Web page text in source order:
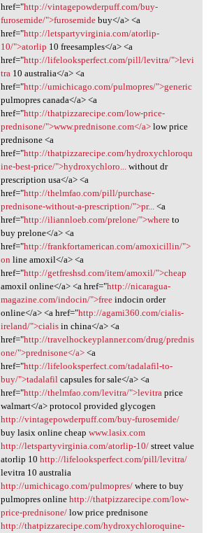
href="http://vintagepowderpuff.com/buy-
furosemide/">furosemidebuy</a> <a
href="http://letspartyvirginia.com/atorlip-
10/">atorlip 10 freesamples</a> <a
href="http://lifelooksperfect.com/pill/levitra/">levi
tra10 australia</a> <a
href="http://umichicago.com/pulmopres/">generic
pulmopres canada</a> <a
href="http://thatpizzarecipe.com/low-price-
prednisone/">www.prednisone.com</a>low price
prednisone <a
href="http://thatpizzarecipe.com/hydroxychloroqu
ine-best-price/">hydroxychloro...without dr
prescription usa</a> <a
href="http://thelmfao.com/pill/purchase-
prednisone-without-a-prescription/">pr...<a
href="http://iliannloeb.com/prelone/">whereto
buy prelone</a> <a
href="http://frankfortamerican.com/amoxicillin/">
on line amoxil</a> <a
href="http://getfreshsd.com/item/amoxil/">cheap
amoxil online</a> <a href="http://nicaragua-
magazine.com/indocin/">freeindocin order
online</a> <a href="http://agami360.com/cialis-
ireland/">cialisin china</a> <a
href="http://travelhockeyplanner.com/drug/prednis
one/">prednisone</a><a
href="http://lifelooksperfect.com/tadalafil-to-
buy/">tadalafilcapsules for sale</a> <a
href="http://thelmfao.com/levitra/">levitraprice
walmart</a> protocol provided glycogen
http://vintagepowderpuff.com/buy-furosemide/
buy lasix online cheap www.lasix.com
http://letspartyvirginia.com/atorlip-10/street value
atorlip 10 http://lifelooksperfect.com/pill/levitra/
levitra 10 australia
http://umichicago.com/pulmopres/where to buy
pulmopres online http://thatpizzarecipe.com/low-
price-prednisone/low price prednisone
http://thatpizzarecipe.com/hydroxychloroquine-